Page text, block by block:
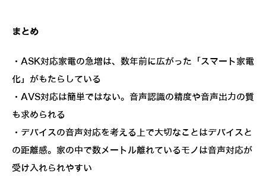
まとめ
・ASK対応家電の急増は、数年前に広がった「スマート家電
化」がもたらしている
・AVS対応は簡単ではない。音声認識の精度や音声出力の質
も求められる
・デバイスの音声対応を考える上で大切なことはデバイスと
の距離感。家の中で数メートル離れているモノは音声対応が
受け入れられやすい